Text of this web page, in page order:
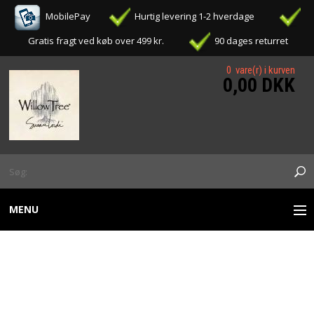
MobilePay
Hurtig levering 1-2 hverdage
Gratis fragt ved køb over 499 kr.
90 dages returret
0 vare(r) i kurven
0,00 DKK
MENU